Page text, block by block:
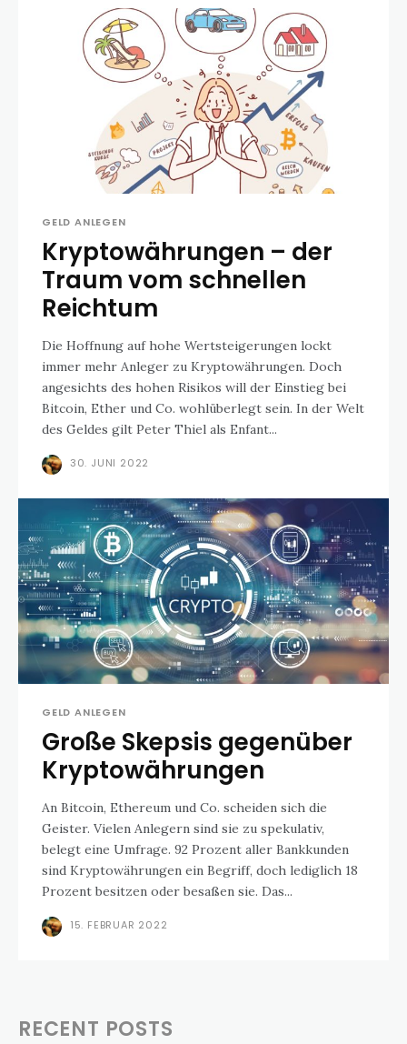
GELD ANLEGEN
Kryptowährungen – der
Traum vom schnellen
Reichtum
Die Hoffnung auf hohe Wertsteigerungen lockt
immer mehr Anleger zu Kryptowährungen. Doch
angesichts des hohen Risikos will der Einstieg bei
Bitcoin, Ether und Co. wohlüberlegt sein. In der Welt
des Geldes gilt Peter Thiel als Enfant...
30. JUNI 2022
GELD ANLEGEN
Große Skepsis gegenüber
Kryptowährungen
An Bitcoin, Ethereum und Co. scheiden sich die
Geister. Vielen Anlegern sind sie zu spekulativ,
belegt eine Umfrage. 92 Prozent aller Bankkunden
sind Kryptowährungen ein Begriff, doch lediglich 18
Prozent besitzen oder besaßen sie. Das...
15. FEBRUAR 2022
RECENT POSTS